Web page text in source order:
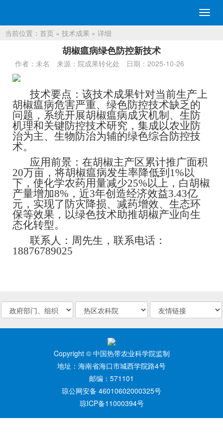
切
换
当前位置： 首页 » 技术成果 » 详细
胡椒瘟病绿色防控新技术
作者：未名 来源：院成果转化处 日期：2025-10-26
技术要点：该技术成果针对当前生产上
胡椒瘟病危害严重、绿色防控技术缺乏的
问题，系统开展胡椒瘟病成灾机制、生防
机理和关键防控技术研究，集成以农业防
治为主、生物防治为辅的绿色综合防控技
术。
应用前景：在胡椒主产区累计推广面积
20万亩，将胡椒瘟病发生率降低到1%以
下，使化学农药用量减少25%以上，白胡椒
产量增加8%，近3年创造经济效益3.43亿
元，实现了防灾降损、减药增效、生态环
保等效果，以绿色技术助推胡椒产业向生
态化转型。
联系人：周先生，联系电话：
18876789025
Copyright © 中国热带农业科学院监制
地址：海南省海口市城西学院路4号
邮编：571101
琼公网安备 46010602000325号
琼ICP备11000394号